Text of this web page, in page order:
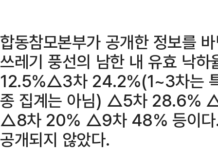
합동참모본부가 공개한 정보를
쓰레기 풍선의 남한 내 유효 낙
12.5%△3차 24.2%(1~3차는
종 집계는 아님) △5차
△8차 20% △9차 48% 등이다.
공개되지 않았다.